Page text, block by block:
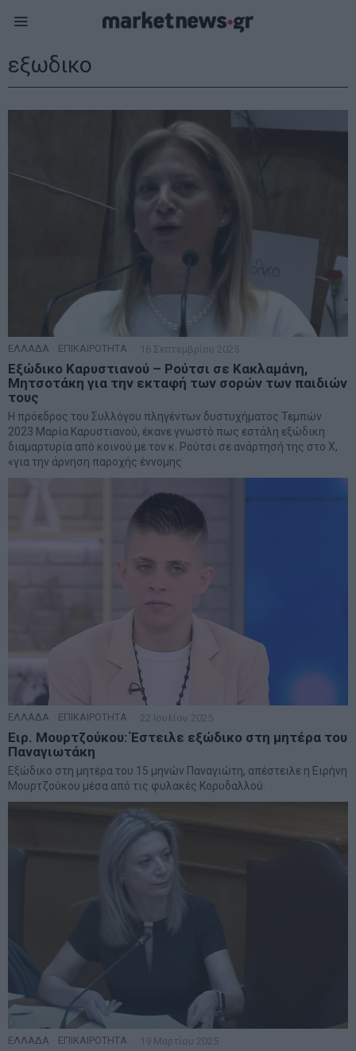
εξωδικο
ΕΛΛΑΔΑ ΕΠΙΚΑΙΡΟΤΗΤΑ 16 Σεπτεμβρίου 2025
Εξώδικο Καρυστιανού – Ρούτσι σε Κακλαμάνη,
Μητσοτάκη για την εκταφή των σορών των παιδιών
τους
Η πρόεδρος του Συλλόγου πληγέντων δυστυχήματος Τεμπών
2023 Μαρία Καρυστιανού, έκανε γνωστό πως εστάλη εξώδικη
διαμαρτυρία από κοινού με τον κ. Ρούτσι σε ανάρτησή της στο Χ,
«για την άρνηση παροχής έννομης
ΕΛΛΑΔΑ ΕΠΙΚΑΙΡΟΤΗΤΑ 22 Ιουλίου 2025
Ειρ. Μουρτζούκου: Έστειλε εξώδικο στη μητέρα του
Παναγιωτάκη
Εξώδικο στη μητέρα του 15 μηνών Παναγιώτη, απέστειλε η Ειρήνη
Μουρτζούκου μέσα από τις φυλακές Κορυδαλλού.
ΕΛΛΑΔΑ ΕΠΙΚΑΙΡΟΤΗΤΑ 19 Μαρτίου 2025